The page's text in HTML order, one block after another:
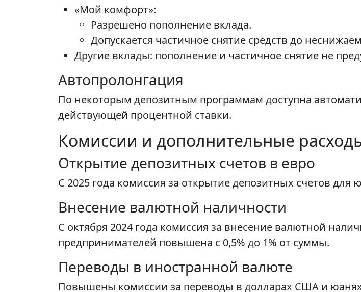
«Мой комфорт»:
Разрешено пополнение вклада.
Допускается частичное снятие средств до
Другие вклады: пополнение и частичное снятие не
Автопролонгация
По некоторым депозитным программам доступна
действующей процентной ставки.
Комиссии и дополнительные
Открытие депозитных счетов в евро
С 2025 года комиссия за открытие депозитных счетов
Внесение валютной наличности
С октября 2024 года комиссия за внесение валютной
предпринимателей повышена с 0,5% до 1% от суммы.
Переводы в иностранной валюте
Повышены комиссии за переводы в долларах США и